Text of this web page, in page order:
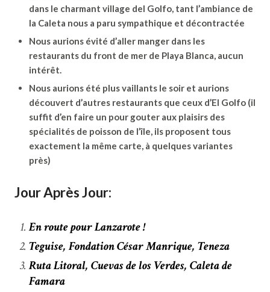
dans le charmant village del Golfo, tant l’ambiance de
la Caleta nous a paru sympathique et décontractée
Nous aurions évité d’aller manger dans les
restaurants du front de mer de Playa Blanca, aucun
intérêt.
Nous aurions été plus vaillants le soir et aurions
découvert d’autres restaurants que ceux d’El Golfo (il
suffit d’en faire un pour gouter aux plaisirs des
spécialités de poisson de l’île, ils proposent tous
exactement la même carte, à quelques variantes
près)
Jour Après Jour:
En route pour Lanzarote !
Teguise, Fondation César Manrique, Teneza
Ruta Litoral, Cuevas de los Verdes, Caleta de
Famara